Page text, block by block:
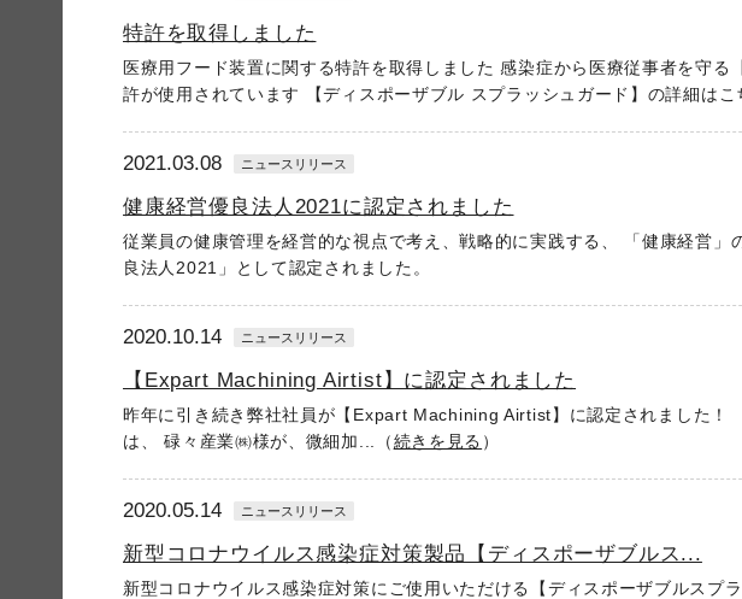
特許を取得しました
医療用フード装置に関する特許を取得しました 感染症から医療従事者を守
許が使用されています 【ディスポーザブル スプラッシュガード】の詳細はこ
2021.03.08 ニュースリリース
健康経営優良法人2021に認定されました
従業員の健康管理を経営的な視点で考え、戦略的に実践する、 「健康経営
良法人2021」として認定されました。
2020.10.14 ニュースリリース
【Expart Machining Airtist】に認定されました
昨年に引き続き弊社社員が【Expart Machining Airtist】に認定されました
は、 碌々産業㈱様が、微細加...（続きを見る ）
2020.05.14 ニュースリリース
新型コロナウイルス感染症対策製品【ディスポーザブルス...
新型コロナウイルス感染症対策にご使用いただける【ディスポーザブルスプ